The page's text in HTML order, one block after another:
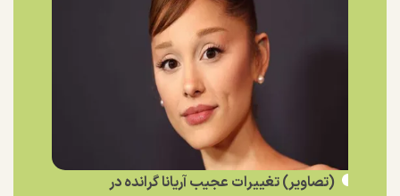
(تصاویر) تغییرات عجیب آریانا گرانده در